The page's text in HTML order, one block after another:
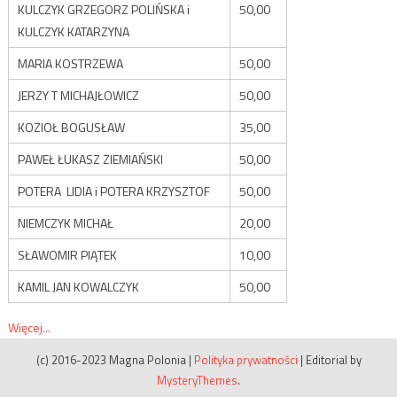
KULCZYK GRZEGORZ POLIŃSKA i
KULCZYK KATARZYNA
50,00
MARIA KOSTRZEWA
50,00
JERZY T MICHAJŁOWICZ
50,00
KOZIOŁ BOGUSŁAW
35,00
PAWEŁ ŁUKASZ ZIEMIAŃSKI
50,00
POTERA LIDIA i POTERA KRZYSZTOF
50,00
NIEMCZYK MICHAŁ
20,00
SŁAWOMIR PIĄTEK
10,00
KAMIL JAN KOWALCZYK
50,00
Więcej...
(c) 2016-2023 Magna Polonia | Polityka prywatności | Editorial by
MysteryThemes.